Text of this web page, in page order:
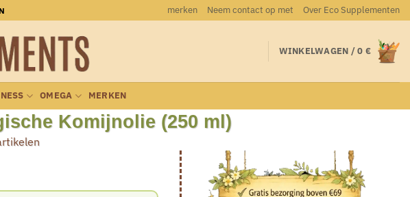
merken Neem contact op met Over Eco Supplementen
WINKELWAGEN /0 €
OMEGA MERKEN
Komijnolie (250 ml)